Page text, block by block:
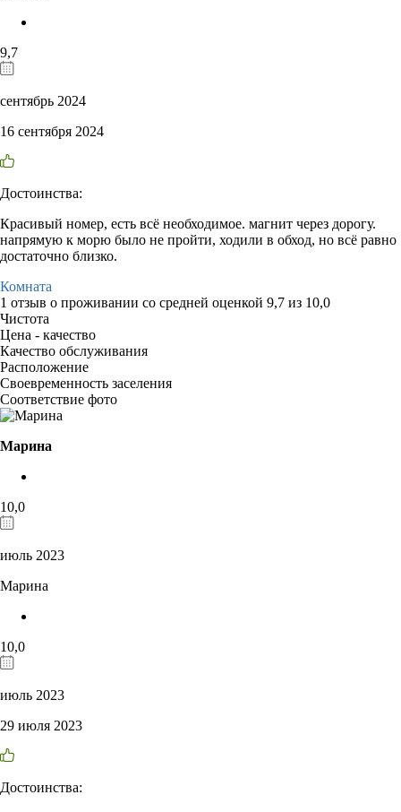
9,7
сентябрь 2024
16 сентября 2024
Достоинства:
Красивый номер, есть всё необходимое. магнит через дорогу.
напрямую к морю было не пройти, ходили в обход, но всё равно
достаточно близко.
Комната
1 отзыв о проживании со средней оценкой 9,7 из 10,0
Чистота
Цена - качество
Качество обслуживания
Расположение
Своевременность заселения
Соответствие фото
Марина
10,0
июль 2023
Марина
10,0
июль 2023
29 июля 2023
Достоинства: